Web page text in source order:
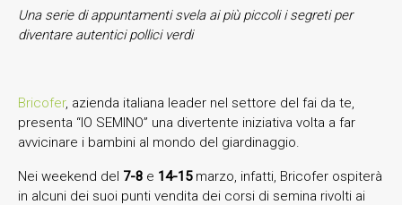
Una serie di appuntamenti svela ai più piccoli i segreti per
diventare autentici pollici verdi
Bricofer, azienda italiana leader nel settore del fai da te,
presenta “IO SEMINO” una divertente iniziativa volta a far
avvicinare i bambini al mondo del giardinaggio.
Nei weekend del 7-8 e 14-15marzo, infatti, Bricofer ospiterà
in alcuni dei suoi punti vendita dei corsi di semina rivolti ai